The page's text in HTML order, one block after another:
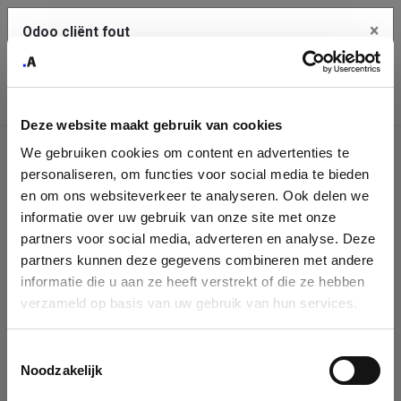
Deze website maakt gebruik van cookies
We gebruiken cookies om content en advertenties te
personaliseren, om functies voor social media te bieden
en om ons websiteverkeer te analyseren. Ook delen we
informatie over uw gebruik van onze site met onze
partners voor social media, adverteren en analyse. Deze
partners kunnen deze gegevens combineren met andere
informatie die u aan ze heeft verstrekt of die ze hebben
verzameld op basis van uw gebruik van hun services.
Noodzakelijk
Identificatie
onderneming
Please fill in your company details
You can search a company in our database by name, VAT or
enterprise ID. When a company is selected it will auto-complete the
form. If you don't find your company in our database, you can create
Odoo cliënt fout ×
klembord
Je dient de kopieer knop te gebruiken om de fout te melden
aan support.
Bekijk details